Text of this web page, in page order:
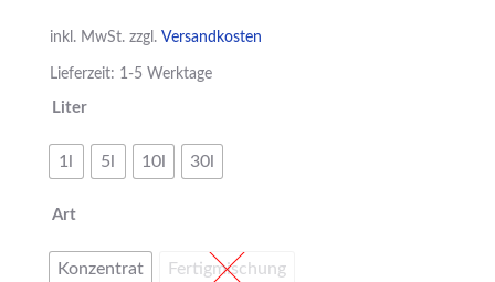
inkl. MwSt. zzgl. Versandkosten
Lieferzeit: 1-5 Werktage
Liter
1l 5l 10l 30l
Art
Konzentrat Fertigmischung